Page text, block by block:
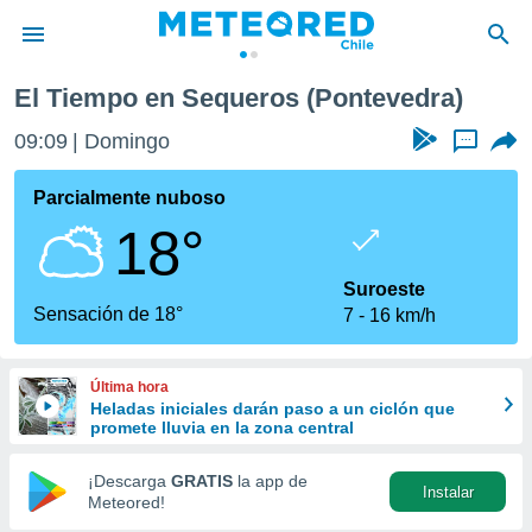
de
por
se
calidad.
a este
las
y
forma
digital
basada
El Tiempo en Sequeros (Pontevedra)
09:09 Domingo ...
Parcialmente nuboso
18°
Sensación de 18°
Suroeste
7
16 km/h
Última hora
Heladas iniciales darán paso a un ciclón que
promete lluvia en la zona central
¡Descarga GRATIS la app de
Meteored!
Instalar